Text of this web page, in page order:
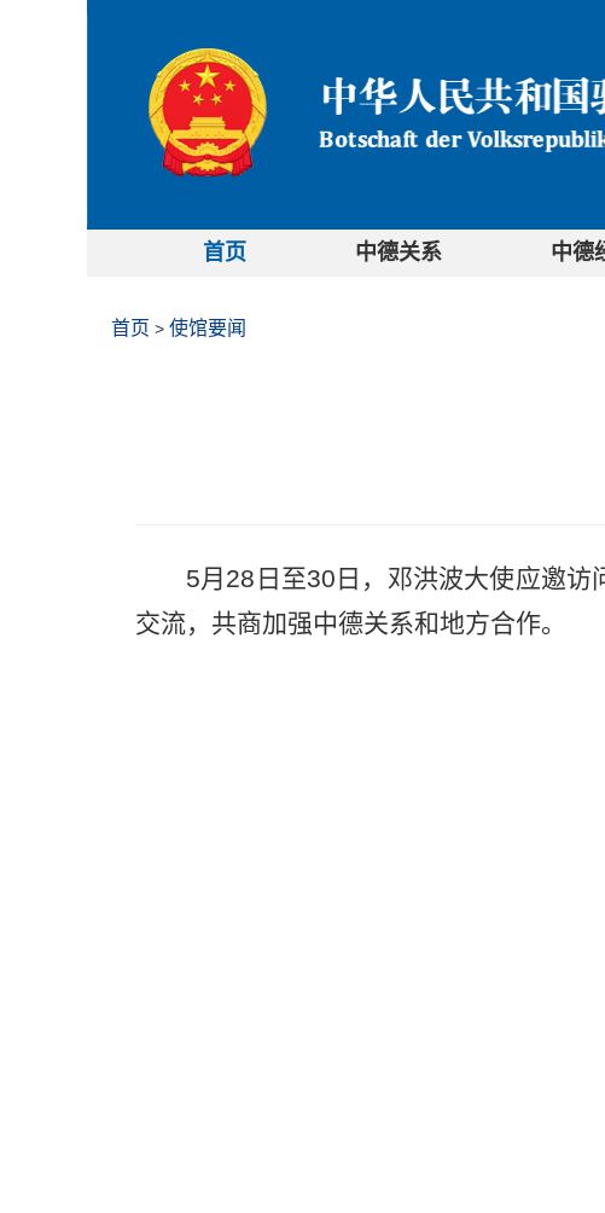
首页 中德关系 中德
首页 > 使馆要闻
5月28日至30日，邓洪波大使应邀
交流，共商加强中德关系和地方合作。